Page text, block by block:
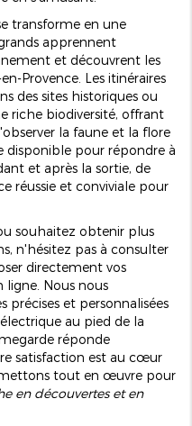
transforme en une
apprennent
et découvrent les
Provence. Les itinéraires
des sites historiques ou
riche biodiversité, offrant
la faune et la flore
disponible pour répondre à
et après la sortie, de
réussie et conviviale pour
souhaitez obtenir plus
n'hésitez pas à consulter
directement vos
ligne. Nous nous
précises et personnalisées
au pied de la
réponde
satisfaction est au cœur
tout en œuvre pour
en découvertes et en